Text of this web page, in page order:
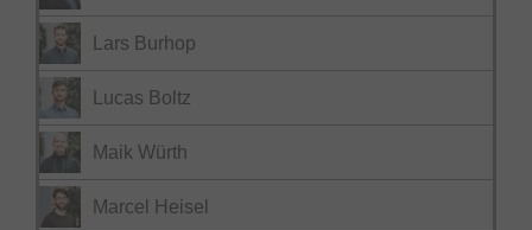
Lars Burhop
Lucas Boltz
Maik Würth
Marcel Heisel